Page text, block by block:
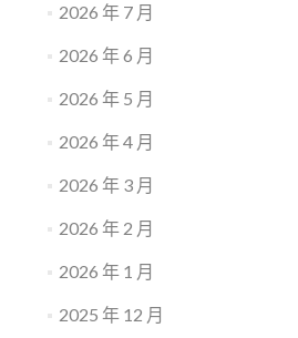
2026 年 7 月
2026 年 6 月
2026 年 5 月
2026 年 4 月
2026 年 3 月
2026 年 2 月
2026 年 1 月
2025 年 12 月